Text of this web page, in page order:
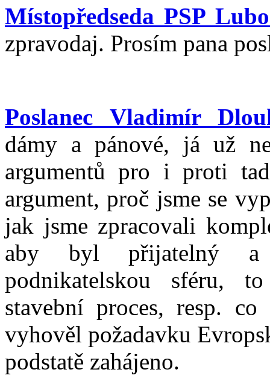
Místopředseda PSP
zpravodaj. Prosím pana
Poslanec Vladimír
dámy a pánové, já už
argumentů pro i proti
argument, proč jsme se
jak jsme zpracovali
aby byl přijatelný a
podnikatelskou sféru,
stavební proces, resp.
vyhověl požadavku
podstatě zahájeno.